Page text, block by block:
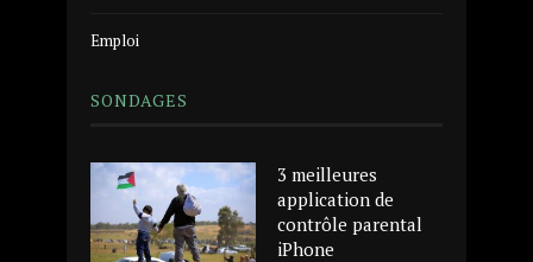
Emploi
SONDAGES
3 meilleures
application de
contrôle parental
iPhone